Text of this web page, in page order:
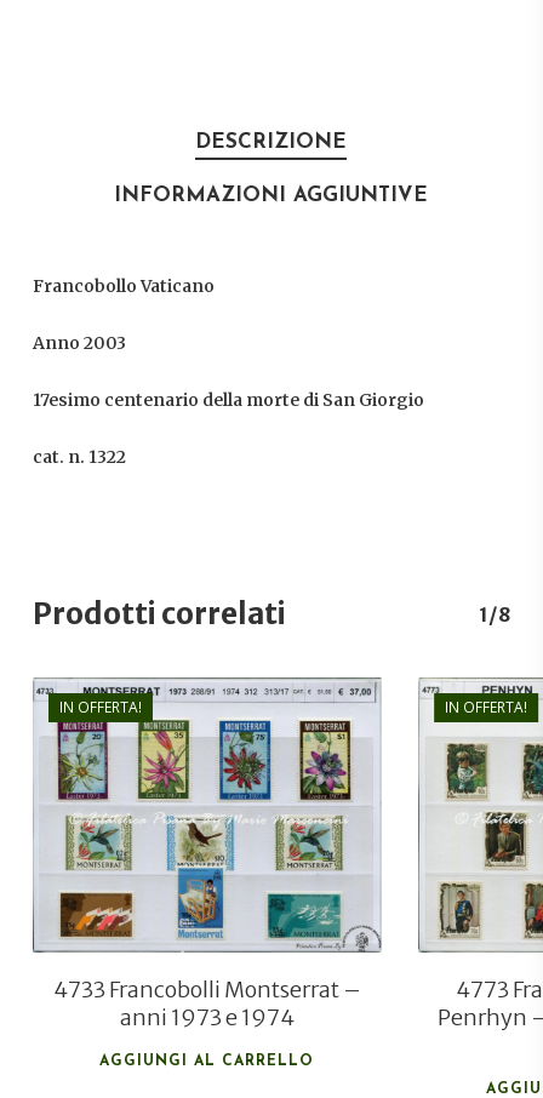
DESCRIZIONE
INFORMAZIONI AGGIUNTIVE
Francobollo Vaticano
Anno 2003
17esimo centenario della morte di San Giorgio
cat. n. 1322
Prodotti correlati 1/8
IN OFFERTA!
€37,00
€26,00
4733 Francobolli Montserrat –
anni 1973 e 1974
AGGIUNGI AL CARRELLO
IN OFFERTA!
4773
Penrhyn